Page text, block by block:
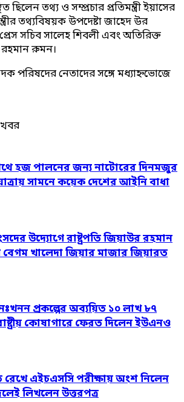
তথ্য ও সম্প্রচার প্রতিমন্ত্রী ইয়াসের
তথ্যবিষয়ক উপদেষ্টা জাহেদ উর
প্রেস সচিব সালেহ শিবলী এবং অতিরিক্ত
রুমন।
পরিষদের নেতাদের সঙ্গে মধ্যাহ্নভোজে
হজ পালনের জন্য নাটোরের দিনমজুর
সামনে কয়েক দেশের আইনি বাধা
উদ্যোগে রাষ্ট্রপতি জিয়াউর রহমান
বেগম খালেদা জিয়ার মাজার জিয়ারত
প্রকল্পের অব্যয়িত ১০ লাখ ৮৭
কোষাগারে ফেরত দিলেন ইউএনও
রেখে এইচএসসি পরীক্ষায় অংশ নিলেন
লিখলেন উত্তরপত্র